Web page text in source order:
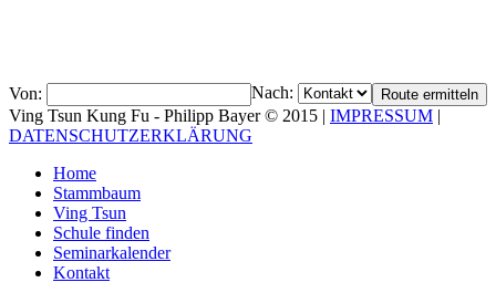
Von:
Nach:
Ving Tsun Kung Fu - Philipp Bayer © 2015 | IMPRESSUM |
DATENSCHUTZERKLÄRUNG
Home
Stammbaum
Ving Tsun
Schule finden
Seminarkalender
Kontakt